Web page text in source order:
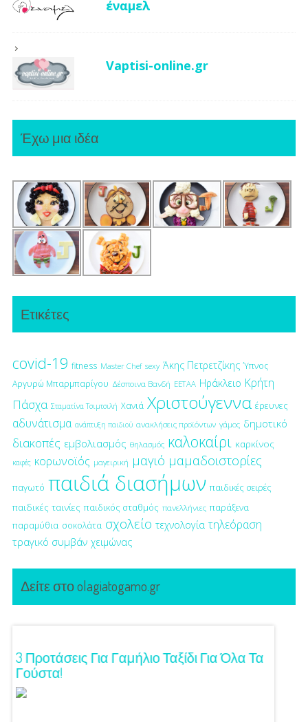
έναμελ
Vaptisi-online.gr
Έχω μια ιδέα
Ετικέτες
covid-19 fitness Master Chef sexy Άκης Πετρετζίκης Ύπνος
Αργυρώ Μπαρμπαρίγου Δέσποινα Βανδή ΕΕΤΑΑ Ηράκλειο Κρήτη
Πάσχα Σταματίνα Τσιμτσιλή Χανιά Χριστούγεννα έρευνες
αδυνάτισμα ανάπτυξη παιδιού ανακλήσεις προϊόντων γάμος δημοτικό
διακοπές εμβολιασμός θηλασμός καλοκαίρι καρκίνος
καφές κορωνοϊός μαγειρική μαγιό μαμαδοιστορίες
παγωτό παιδιά διασήμων παιδικές σειρές
παιδικές ταινίες παιδικός σταθμός πανελλήνιες παράξενα
παραμύθια σοκολάτα σχολείο τεχνολογία τηλεόραση
τραγικό συμβάν χειμώνας
Δείτε στο olagiatogamo.gr
3 Προτάσεις Για Γαμήλιο Ταξίδι Για Όλα Τα
Γούστα!